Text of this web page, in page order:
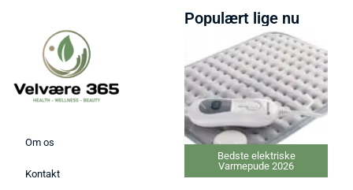
Om os
Kontakt
Populært lige nu
Bedste elektriske
Varmepude 2026
Bedste